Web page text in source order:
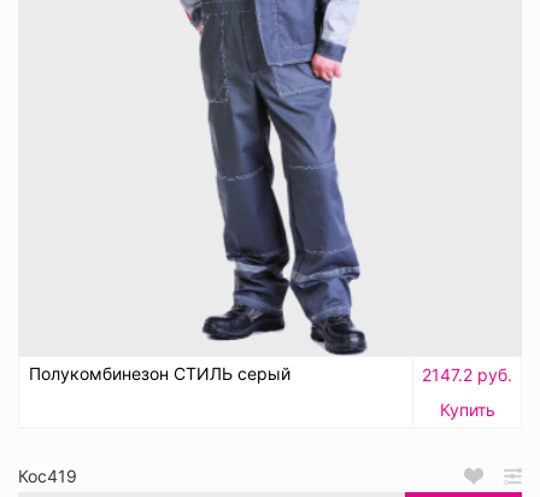
Полукомбинезон СТИЛЬ серый
2147.2 руб.
Купить
Кос419